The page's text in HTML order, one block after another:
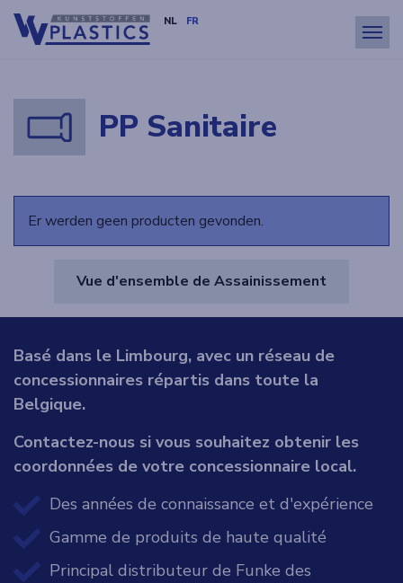
NL FR
Menu
PP Sanitaire
Er werden geen producten gevonden.
Vue d'ensemble de Assainissement
Basé dans le Limbourg, avec un réseau de
concessionnaires répartis dans toute la
Belgique.
Contactez-nous si vous souhaitez obtenir les
coordonnées de votre concessionnaire local.
Des années de connaissance et d'expérience
Gamme de produits de haute qualité
Principal distributeur de Funke des